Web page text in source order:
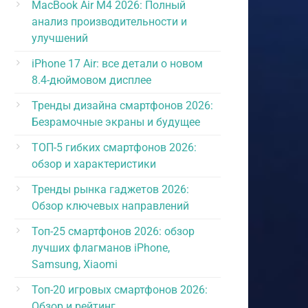
MacBook Air M4 2026: Полный
анализ производительности и
улучшений
iPhone 17 Air: все детали о новом
8.4-дюймовом дисплее
Тренды дизайна смартфонов 2026:
Безрамочные экраны и будущее
ТОП-5 гибких смартфонов 2026:
обзор и характеристики
Тренды рынка гаджетов 2026:
Обзор ключевых направлений
Топ-25 смартфонов 2026: обзор
лучших флагманов iPhone,
Samsung, Xiaomi
Топ-20 игровых смартфонов 2026: